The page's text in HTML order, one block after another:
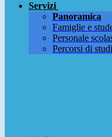
Servizi
Panoramica
Famiglie e
Personale
Percorsi di